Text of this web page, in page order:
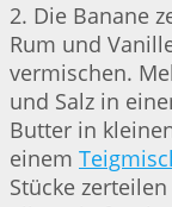
2. Die Banane
Rum und
vermischen.
und Salz in
Butter in
einem
Stücke